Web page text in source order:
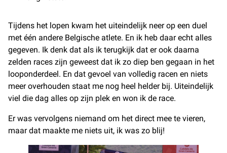
Tijdens het lopen kwam het uiteindelijk neer op een duel
met één andere Belgische atlete. En ik heb daar echt alles
gegeven. Ik denk dat als ik terugkijk dat er ook daarna
zelden races zijn geweest dat ik zo diep ben gegaan in het
looponderdeel. En dat gevoel van volledig racen en niets
meer overhouden staat me nog heel helder bij. Uiteindelijk
viel die dag alles op zijn plek en won ik de race.
Er was vervolgens niemand om het direct mee te vieren,
maar dat maakte me niets uit, ik was zo blij!